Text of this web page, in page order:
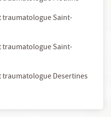
Saint-
Saint-
Desertines